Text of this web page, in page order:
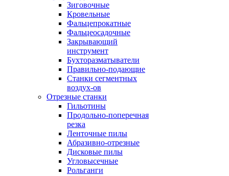
Зиговочные
Кровельные
Фальцепрокатные
Фальцеосадочные
Закрывающий
инструмент
Бухторазматыватели
Правильно-подающие
Станки сегментных
воздух-ов
Отрезные станки
Гильотины
Продольно-поперечная
резка
Ленточные пилы
Абразивно-отрезные
Дисковые пилы
Угловысечные
Рольганги